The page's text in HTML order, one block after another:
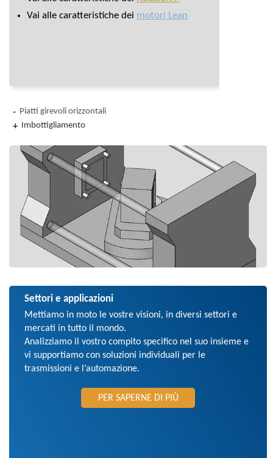
Vai alle caratteristiche dei motori Lean
Piatti girevoli orizzontali
Imbottigliamento
Settori e applicazioni
Mettiamo in moto le vostre visioni, in diversi settori e
mercati in tutto il mondo.
Analizziamo il vostro compito specifico nel suo insieme e
vi supportiamo con soluzioni individuali per le
trasmissioni e l’automazione.
PER SAPERNE DI PIÙ